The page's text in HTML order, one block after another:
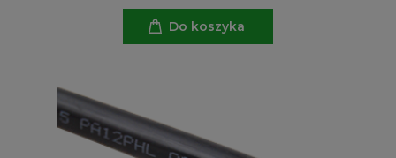
Do koszyka